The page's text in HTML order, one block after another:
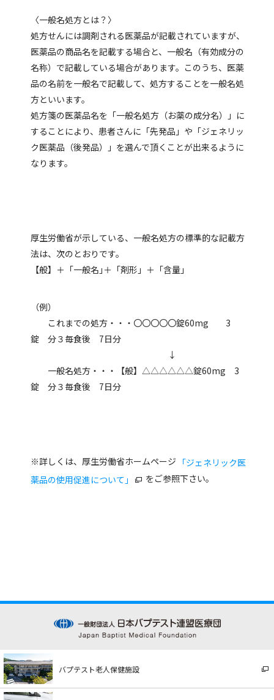
〈一般名処方とは？〉
処方せんには調剤される医薬品が記載されていますが、
医薬品の商品名を記載する場合と、一般名（有効成分の
名称）で記載している場合があります。このうち、医薬
品の名前を一般名で記載して、処方することを一般名処
方といいます。
処方箋の医薬品名を「一般名処方（お薬の成分名）」に
することにより、患者さんに「先発品」や「ジェネリッ
ク医薬品（後発品）」を選んで頂くことが出来るように
なります。
厚生労働省が示している、一般名処方の標準的な記載方
法は、次のとおりです。
【般】＋「一般名｣＋「剤形」＋「含量」
（例）
これまでの処方・・・〇〇〇〇〇錠60mg 3
錠 分３毎食後 7日分
↓
一般名処方・・・【般】△△△△△△錠60mg 3
錠 分３毎食後 7日分
※詳しくは、厚生労働省ホームページ 「ジェネリック医
薬品の使用促進について」
をご参照下さい。
バプテスト老人保健施設